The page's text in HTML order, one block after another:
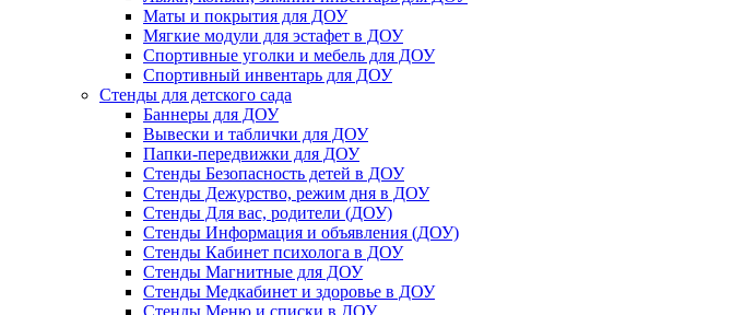
Маты и покрытия для ДОУ
Мягкие модули для эстафет в ДОУ
Спортивные уголки и мебель для ДОУ
Спортивный инвентарь для ДОУ
Стенды для детского сада
Баннеры для ДОУ
Вывески и таблички для ДОУ
Папки-передвижки для ДОУ
Стенды Безопасность детей в ДОУ
Стенды Дежурство, режим дня в ДОУ
Стенды Для вас, родители (ДОУ)
Стенды Информация и объявления (ДОУ)
Стенды Кабинет психолога в ДОУ
Стенды Магнитные для ДОУ
Стенды Медкабинет и здоровье в ДОУ
Стенды Меню и списки в ДОУ